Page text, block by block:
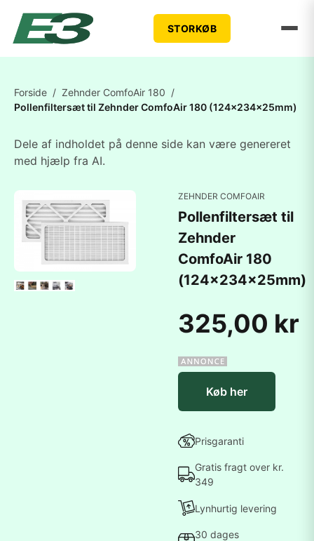
STORKØB
Forside / Zehnder ComfoAir 180 /
Pollenfiltersæt til Zehnder ComfoAir 180 (124x234x25mm)
Dele af indholdet på denne side kan være genereret
med hjælp fra AI.
ZEHNDER COMFOAIR
Pollenfiltersæt til
Zehnder
ComfoAir 180
(124x234x25mm)
325,00 kr
Køb her
Prisgaranti
Gratis fragt over kr.
349
Lynhurtig levering
30 dages